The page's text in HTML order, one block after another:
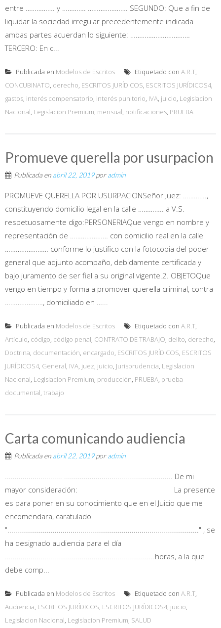
entre ……………. y …………. …………………. SEGUNDO: Que a fin de
liquidar la sociedad irregular precedentemente indicada
ambas partes acuerdan lo siguiente: ……………………………
TERCERO: En c...
Publicada en Modelos de Escritos Etiquetado con A.R.T,
CONCUBINATO, derecho, ESCRITOS JURÍDICOS, ESCRITOS JURÍDICOS4,
gastos, interés compensatorio, interés punitorio, IVA, juicio, Legislacion
Nacional, Legislacion Premium, mensual, notificaciones, PRUEBA
Promueve querella por usurpacion
Publicada en abril 22, 2019poradmin
PROMUEVE QUERELLA POR USURPACIONSeñor Juez: ………….,
constituyendo domicilio legal en la calle ………….. a V.S.
respetuosamente digo:PERSONERIAQue vengo en nombre y
representación de ………………… con domicilio real en la calle
…………………… conforme lo justifico con la fotocopia del poder
general que adjunto acompaño, debidamente certificada y
bajo juramento de ser fiel a su original vigente.2. OBJETOQue
vengo en tiempo y forma a promover querella criminal, contra
…………………, domiciliado en …...
Publicada en Modelos de Escritos Etiquetado con A.R.T,
Artículo, código, código penal, CONTRATO DE TRABAJO, delito, derecho,
Doctrina, documentación, encargado, ESCRITOS JURÍDICOS, ESCRITOS
JURÍDICOS4, General, IVA, juez, juicio, Jurisprudencia, Legislacion
Nacional, Legislacion Premium, producción, PRUEBA, prueba
documental, trabajo
Carta comunicando audiencia
Publicada en abril 22, 2019poradmin
............................. ....................................................... De mi
mayor consideración: La presente
es para poner en su conocimiento que en el Juicio que me
encomendara, caratulado
"................................................................................................." , se
ha designado audiencia para el día
............................................................................horas, a la que
debe comp...
Publicada en Modelos de Escritos Etiquetado con A.R.T,
Audiencia, ESCRITOS JURÍDICOS, ESCRITOS JURÍDICOS4, juicio,
Legislacion Nacional, Legislacion Premium, SALUD